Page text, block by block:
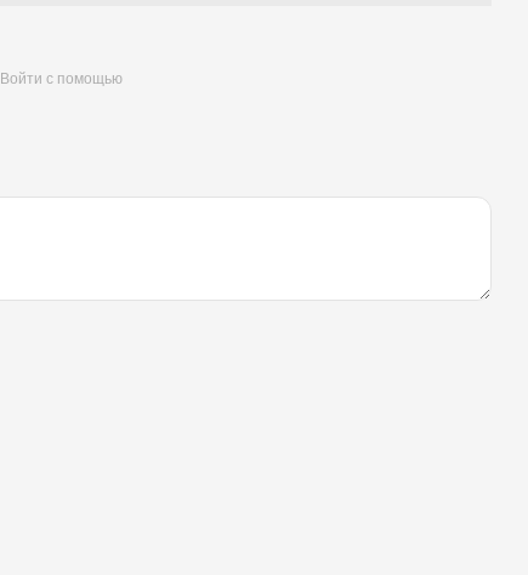
Войти с помощью